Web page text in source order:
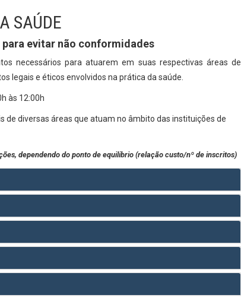
SAÚDE
evitar não conformidades
necessários para atuarem em suas respectivas áreas de
legais e éticos envolvidos na prática da saúde.
às 12:00h
de diversas áreas que atuam no âmbito das instituições de
dependendo do ponto de equilíbrio (relação custo/nº de inscritos)